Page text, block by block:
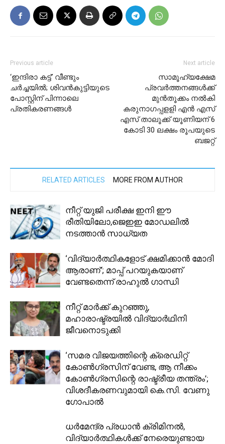
Previous article
‘ഇന്ദിരാ കട്ട്’ വീണ്ടും
ചർച്ചയിൽ; ശിവൻകുട്ടിയുടെ
പോസ്റ്റിന് പിന്നാലെ
പ്രതികരണങ്ങൾ
Next article
സാമൂഹ്യക്ഷേമ
പ്രവർത്തനങ്ങൾക്ക്
മുൻതൂക്കം നൽകി
കരുനാഗപ്പളളി എൻ എസ്
എസ് താലൂക്ക് യൂണിയന് 6
കോടി 30 ലക്ഷം രൂപയുടെ
ബജറ്റ്
RELATED ARTICLES MORE FROM AUTHOR
നീറ്റ് യുജി പരീക്ഷ ഇനി ഈ
രീതിയിലോ,ജെഇഇ മോഡലില്‍
നടത്താന്‍ സാധ്യത
‘വിദ്യാർത്ഥികളോട് ക്ഷമിക്കാൻ മോദി
ആരാണ്’; മാപ്പ് പറയുകയാണ്
വേണ്ടതെന്ന് രാഹുൽ ഗാന്ധി
നീറ്റ് മാർക്ക് കുറഞ്ഞു,
മഹാരാഷ്ട്രയിൽ വിദ്യാർഥിനി
ജീവനൊടുക്കി
‘സമര വിജയത്തിന്റെ ക്രെഡിറ്റ്
കോൺ​ഗ്രസിന് വേണ്ട, ആ നീക്കം
കോൺ​ഗ്രസിന്റെ രാഷ്ട്രീയ തന്ത്രം’;
വിശദീകരണവുമായി കെ.സി. വേണു​
ഗോപാൽ
ധർമേന്ദ്ര പ്രധാൻ ക്രിമിനൽ,
വിദ്യാർത്ഥികൾക്ക് നേരെയുണ്ടായ